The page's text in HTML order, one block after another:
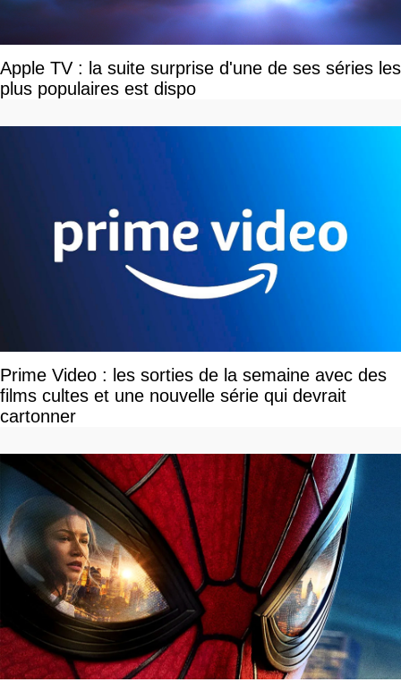
Apple TV : la suite surprise d'une de ses séries les
plus populaires est dispo
Prime Video : les sorties de la semaine avec des
films cultes et une nouvelle série qui devrait
cartonner